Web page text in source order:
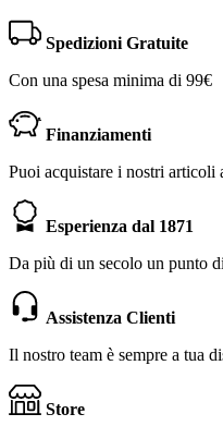
Spedizioni Gratuite
Con una spesa minima di 99€
Finanziamenti
Puoi acquistare i nostri articoli
Esperienza dal 1871
Da più di un secolo un punto
Assistenza Clienti
Il nostro team è sempre a tua
Store